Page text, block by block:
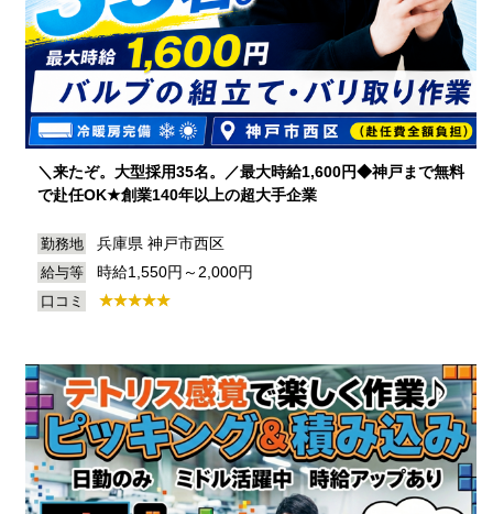
＼来たぞ。大型採用35名。／最大時給1,600円◆神戸まで無料
で赴任OK★創業140年以上の超大手企業
勤務地 兵庫県 神戸市西区
給与等 時給1,550円～2,000円
口コミ